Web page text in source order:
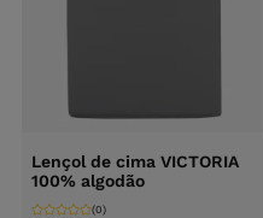
Lençol de cima VICTORIA
100% algodão
(0)